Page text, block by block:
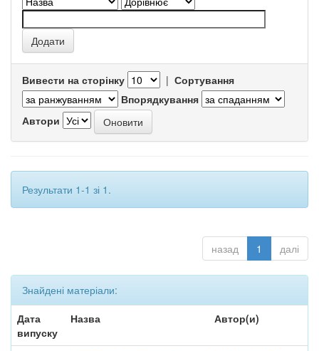
Вивести на сторінку | Сортування
Впорядкування
Автори
Результати 1-1 зі 1.
назад 1 далі
Знайдені матеріали:
Дата
випуску
Назва Автор(и)